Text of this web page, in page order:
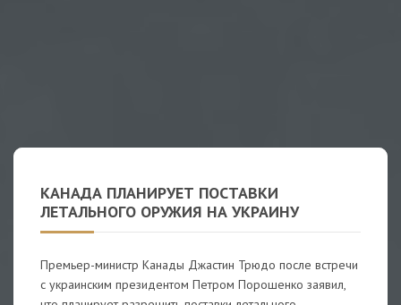
КАНАДА ПЛАНИРУЕТ ПОСТАВКИ
ЛЕТАЛЬНОГО ОРУЖИЯ НА УКРАИНУ
Премьер-министр Канады Джастин Трюдо после встречи
с украинским президентом Петром Порошенко заявил,